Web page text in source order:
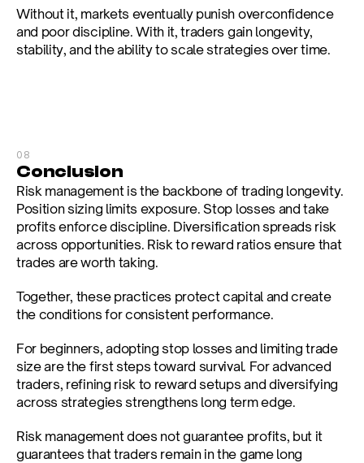
Without it, markets eventually punish overconfidence
and poor discipline. With it, traders gain longevity,
stability, and the ability to scale strategies over time.
08
Conclusion
Risk management is the backbone of trading longevity.
Position sizing limits exposure. Stop losses and take
profits enforce discipline. Diversification spreads risk
across opportunities. Risk to reward ratios ensure that
trades are worth taking.
Together, these practices protect capital and create
the conditions for consistent performance.
For beginners, adopting stop losses and limiting trade
size are the first steps toward survival. For advanced
traders, refining risk to reward setups and diversifying
across strategies strengthens long term edge.
Risk management does not guarantee profits, but it
guarantees that traders remain in the game long